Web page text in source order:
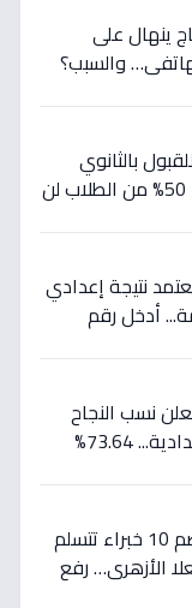
ينهال على
والسبب؟
بالثانوي
العام بالقاهرة 2027 - 50% من الطلاب لن
نتيجة إعدادي
أدخل رقم
نسب النجاح
الصادمة للشهادة الإعدادية... 73.64%
عاجل: لجنة مشتركة تضم 10 خبراء تتسلم
الأزهري… رفع